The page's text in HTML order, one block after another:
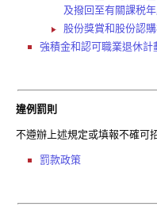
及撥回至有關課税
股份獎賞和股份認
強積金和認可職業退休計
違例罰則
不遵辦上述規定或填報不確可
罰款政策